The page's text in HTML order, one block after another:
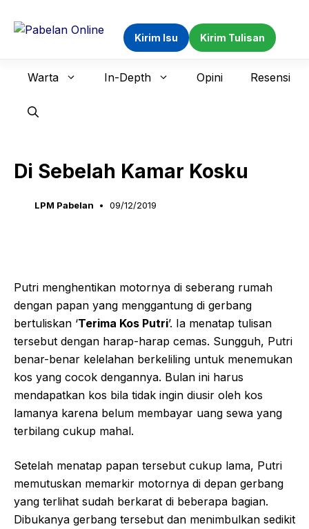
Kirim Isu Kirim Tulisan
Warta In-Depth Opini Resensi
Di Sebelah Kamar Kosku
LPM Pabelan 09/12/2019
Putri menghentikan motornya di seberang rumah
dengan papan yang menggantung di gerbang
bertuliskan ‘Terima Kos Putri’. Ia menatap tulisan
tersebut dengan harap-harap cemas. Sungguh, Putri
benar-benar kelelahan berkeliling untuk menemukan
kos yang cocok dengannya. Bulan ini harus
mendapatkan kos bila tidak ingin diusir oleh kos
lamanya karena belum membayar uang sewa yang
terbilang cukup mahal.
Setelah menatap papan tersebut cukup lama, Putri
memutuskan memarkir motornya di depan gerbang
yang terlihat sudah berkarat di beberapa bagian.
Dibukanya gerbang tersebut dan menimbulkan sedikit